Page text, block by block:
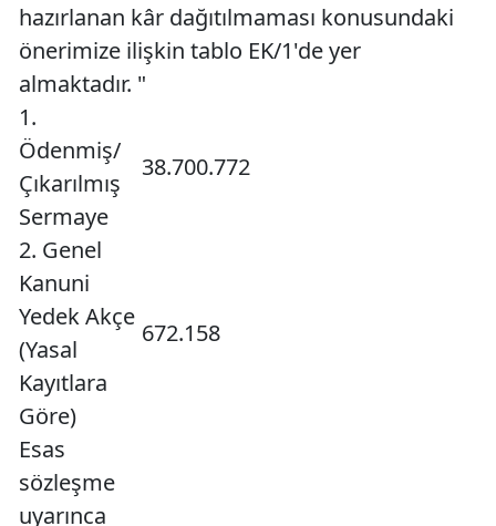
hazırlanan kâr dağıtılmaması konusundaki
önerimize ilişkin tablo EK/1'de yer
almaktadır. "
1.
Ödenmiş/
Çıkarılmış
Sermaye
38.700.772
2. Genel
Kanuni
Yedek Akçe
(Yasal
Kayıtlara
Göre)
672.158
Esas
sözleşme
uyarınca